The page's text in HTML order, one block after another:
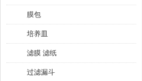
膜包
培养皿
滤膜 滤纸
过滤漏斗